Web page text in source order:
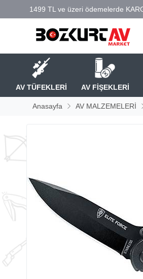
AV TÜFEKLERİ AV FİŞEKLERİ
Anasayfa AV MALZEMELERİ